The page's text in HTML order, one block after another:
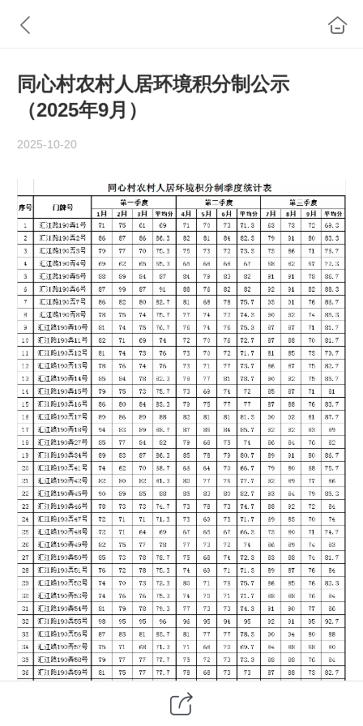
同心村农村人居环境积分制公示
（2025年9月）
2025-10-20